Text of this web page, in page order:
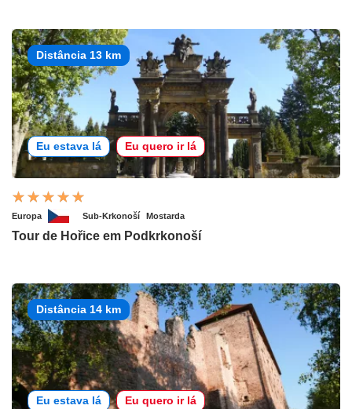
Distância 13 km
Eu estava lá Eu quero ir lá
Europa Sub-Krkonoší Mostarda
Tour de Hořice em Podkrkonoší
Distância 14 km
Eu estava lá Eu quero ir lá